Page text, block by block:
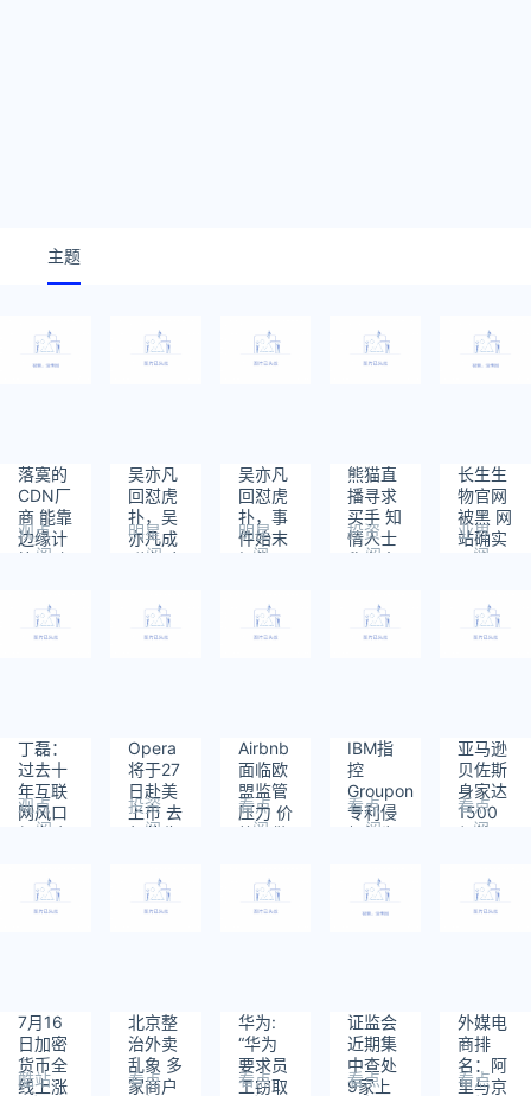
主题
落寞的
CDN厂
商 能靠
边缘计
算脉动
观点
阅
1319
吴亦凡
回怼虎
扑，吴
亦凡成
群嘲对
么回
事？
明星
阅
1241
吴亦凡
回怼虎
扑，事
件始末
揭秘！
与邓紫
棋不
和？
明星
阅
熊猫直
播寻求
买手 知
情人士
称有大
投资
阅
1361
长生生
物官网
被黑 网
站确实
无法正
业界
阅
1003
丁磊：
过去十
年互联
网风口
很多 但
是妖风
观点
阅
1318
Opera
将于27
日赴美
上市 去
年营收
亿美元
投资
阅
1293
Airbnb
面临欧
盟监管
压力 价
格要做
透明
看点
阅
IBM指
控
Groupon
专利侵
权行为
1.67亿
美元
看点
阅
1229
亚马逊
贝佐斯
身家达
1500
亿美元
首富盖
茨纪录
看点
阅
1586
7月16
日加密
货币全
线上涨
酷站
北京整
治外卖
乱象 多
家商户
看点
华为:
“华为
要求员
工窃取
看点
证监会
近期集
中查处
9家上
看点
外媒电
商排
名：阿
里与京
看点